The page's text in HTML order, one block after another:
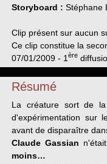
Storyboard : Stéphane
Clip présent sur aucun
Ce clip constitue la
07/01/2009 - 1 ère
Résumé
La créature sort de
d'expérimentation sur
avant de disparaître
Claude Gassian
moins…